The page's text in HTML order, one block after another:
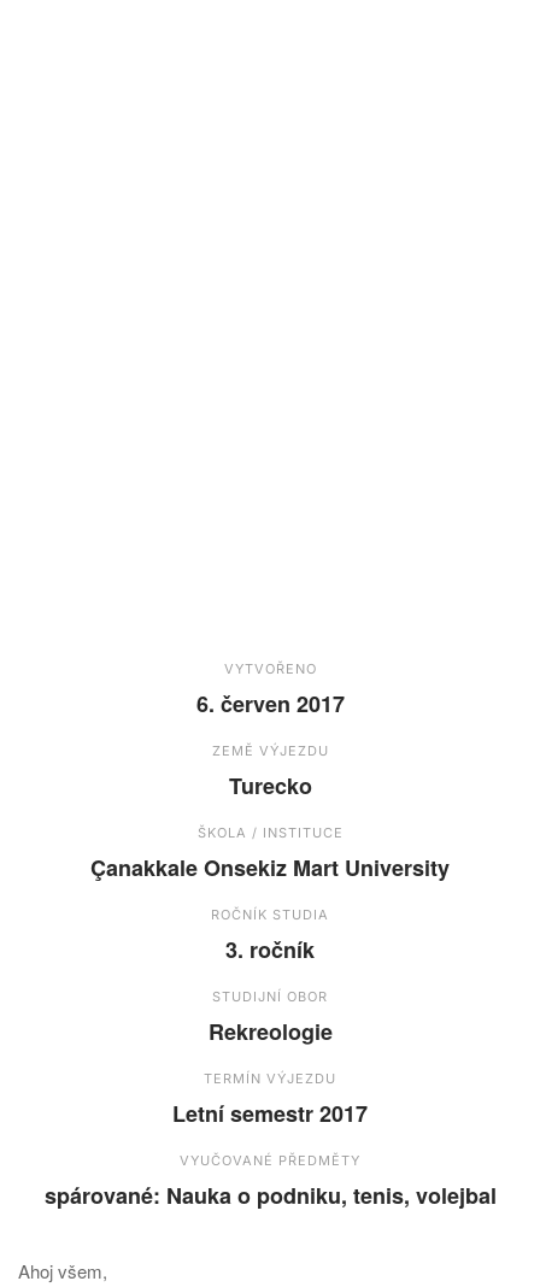
VYTVOŘENO
6. červen 2017
ZEMĚ VÝJEZDU
Turecko
ŠKOLA / INSTITUCE
Çanakkale Onsekiz Mart University
ROČNÍK STUDIA
3. ročník
STUDIJNÍ OBOR
Rekreologie
TERMÍN VÝJEZDU
Letní semestr 2017
VYUČOVANÉ PŘEDMĚTY
spárované: Nauka o podniku, tenis, volejbal
Ahoj všem,